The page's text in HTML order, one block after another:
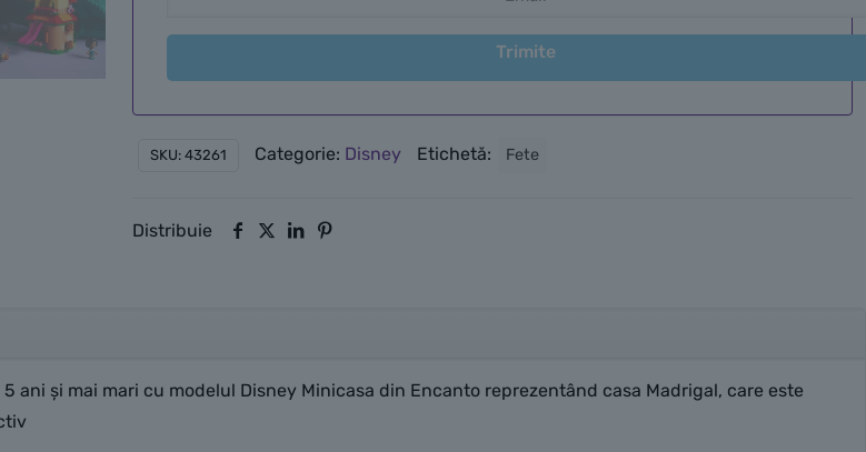
Trimite
SKU: 43261 Categorie: Disney Etichetă: Fete
Distribuie
și mai mari cu modelul Disney Minicasa din Encanto reprezentând casa Madrigal, care este